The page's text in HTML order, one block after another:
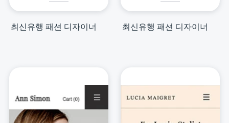
최신유행 패션 디자이너 최신유행 패션 디자이너